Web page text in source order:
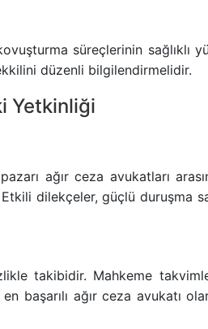
süreçlerinin sağlıklı
düzenli bilgilendirmelidir.
Yetkinliği
ağır ceza avukatları
dilekçeler, güçlü duruşma
takibidir. Mahkeme
başarılı ağır ceza avukatı